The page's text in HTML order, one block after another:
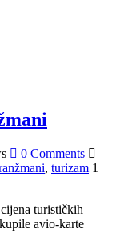
0 Comments
, turizam 1
turističkih
avio-karte